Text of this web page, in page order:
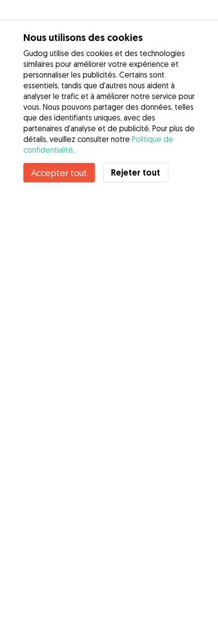
Nous utilisons des cookies
Gudog utilise des cookies et des technologies
similaires pour améliorer votre expérience et
personnaliser les publicités. Certains sont
essentiels, tandis que d'autres nous aident à
analyser le trafic et à améliorer notre service pour
vous. Nous pouvons partager des données, telles
que des identifiants uniques, avec des
partenaires d'analyse et de publicité. Pour plus de
détails, veuillez consulter notre Politique de
confidentialité.
Accepter tout Rejeter tout